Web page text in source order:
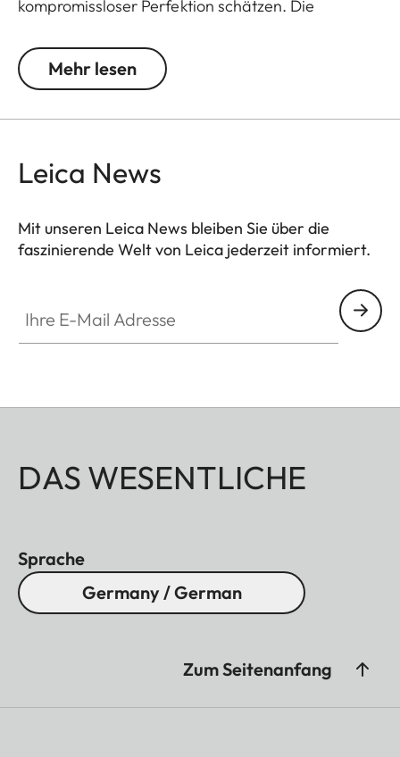
kompromissloser Perfektion schätzen. Die
einzigartige Bildschärfe sorgen für großartigen
Beobachtungskomfort bis zum letzten Büchsenlicht.
oder Ansitz.
Mehr lesen
Leica News
Mit unseren Leica News bleiben Sie über die
faszinierende Welt von Leica jederzeit informiert.
DAS WESENTLICHE
Sprache
Germany / German
Zum Seitenanfang